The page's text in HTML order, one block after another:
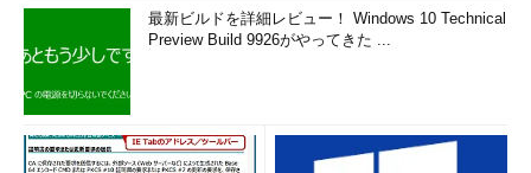
最新ビルドを詳細レビュー！ Windows 10 Technical
Preview Build 9926がやってきた ...